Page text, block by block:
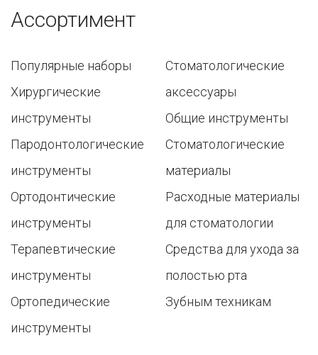
Ассортимент
Популярные наборы
Хирургические
инструменты
Пародонтологические
инструменты
Ортодонтические
инструменты
Терапевтические
инструменты
Ортопедические
инструменты
Стоматологические
аксессуары
Общие инструменты
Стоматологические
материалы
Расходные материалы
для стоматологии
Средства для ухода за
полостью рта
Зубным техникам